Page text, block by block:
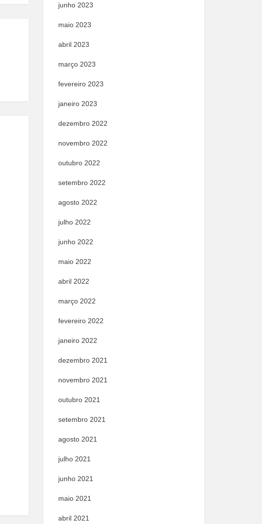
junho 2023
maio 2023
abril 2023
março 2023
fevereiro 2023
janeiro 2023
dezembro 2022
novembro 2022
outubro 2022
setembro 2022
agosto 2022
julho 2022
junho 2022
maio 2022
abril 2022
março 2022
fevereiro 2022
janeiro 2022
dezembro 2021
novembro 2021
outubro 2021
setembro 2021
agosto 2021
julho 2021
junho 2021
maio 2021
abril 2021